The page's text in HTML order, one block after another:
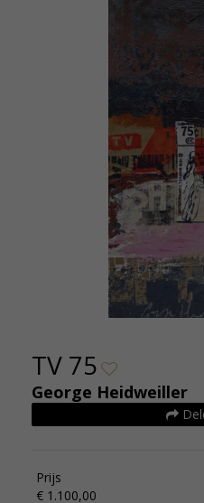
TV 75
George Heidweiller
Prijs
€ 1.100,00